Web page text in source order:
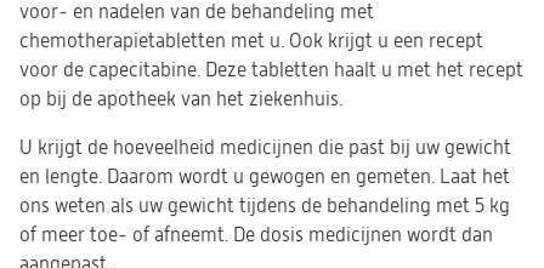
voor- en nadelen van de behandeling met
chemotherapietabletten met u. Ook krijgt u een recept
voor de capecitabine. Deze tabletten haalt u met het recept
op bij de apotheek van het ziekenhuis.
U krijgt de hoeveelheid medicijnen die past bij uw gewicht
en lengte. Daarom wordt u gewogen en gemeten. Laat het
ons weten als uw gewicht tijdens de behandeling met 5 kg
of meer toe- of afneemt. De dosis medicijnen wordt dan